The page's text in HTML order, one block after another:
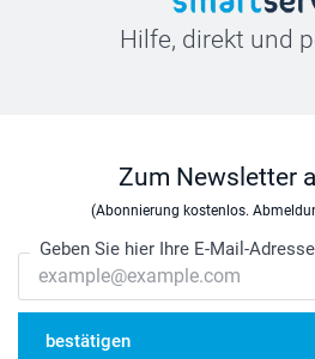
Hilfe, direkt und
Zum Newsletter
(Abonnierung kostenlos.
Geben Sie hier Ihre E-Mail-
bestätigen